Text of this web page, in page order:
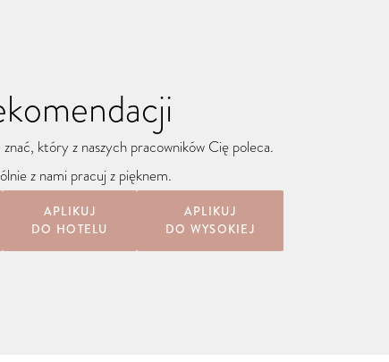
który z naszych pracowników Cię poleca.
z nami pracuj z pięknem.
APLIKUJ
DO HOTELU
APLIKUJ
DO WYSOKIEJ